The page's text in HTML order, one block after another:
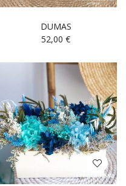
DUMAS
52,00€